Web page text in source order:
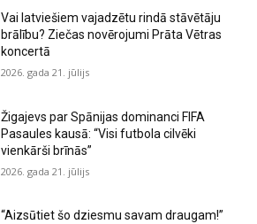
Vai latviešiem vajadzētu rindā stāvētāju
brālību? Ziečas novērojumi Prāta Vētras
koncertā
2026. gada 21. jūlijs
Žigajevs par Spānijas dominanci FIFA
Pasaules kausā: “Visi futbola cilvēki
vienkārši brīnās”
2026. gada 21. jūlijs
“Aizsūtiet šo dziesmu savam draugam!”